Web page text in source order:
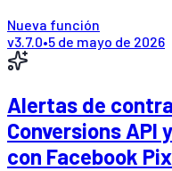
Nueva función
v3.7.0•5 de mayo de 2026
Alertas de
Conversions API
con Facebook